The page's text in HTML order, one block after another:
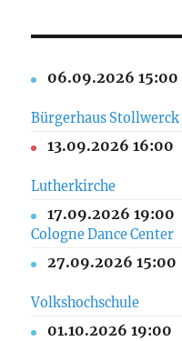
06.09.2026 15:00
Bürgerhaus Stollwerck
13.09.2026 16:00
Lutherkirche
17.09.2026 19:00
Cologne Dance Center
27.09.2026 15:00
Volkshochschule
01.10.2026 19:00